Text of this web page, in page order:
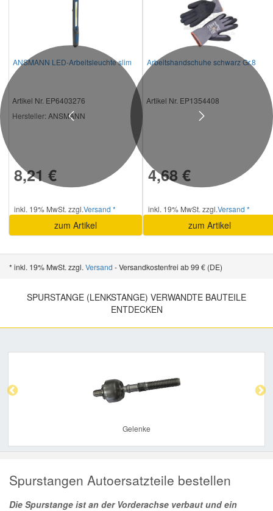
ANSMANN LED-Arbeitsleuchte slim
Artikel Nr. EP6403276
Hersteller: ANSMANN
8,21 €
inkl. 19% MwSt. zzgl.Versand *
zum Artikel
Arbeitshandschuhe schwarz Gr.8
Artikel Nr. EP1354408
4,68 €
inkl. 19% MwSt. zzgl.Versand *
zum Artikel
Previous Next
* inkl. 19% MwSt. zzgl. Versand - Versandkostenfrei ab 99 € (DE)
SPURSTANGE (LENKSTANGE) VERWANDTE BAUTEILE
ENTDECKEN
Gelenke
Spurstangen Autoersatzteile bestellen
Die Spurstange ist an der Vorderachse verbaut und ein